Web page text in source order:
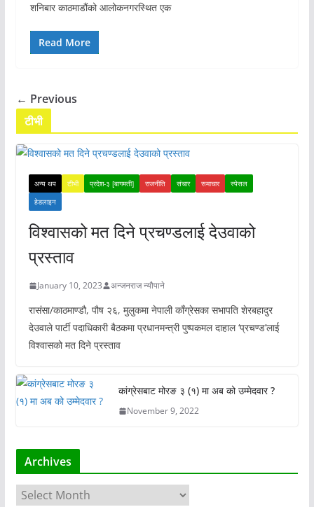
शनिबार काठमाडौंको आलोकनगरस्थित एक
Read More
← Previous
टीभी
अन्य थप टीभी प्रदेश-३ [बागमती] राजनीति संचार समाचार
स्पेसल
हेडलाइन
विश्वासको मत दिने प्रचण्डलाई देउवाको
प्रस्ताव
January 10, 2023 अन्जनराज न्यौपाने
रासंसा/काठमाण्डौ, पौष २६, मुलुकमा नेपाली काँग्रेसका सभापति शेरबहादुर
देउवाले पार्टी पदाधिकारी बैठकमा प्रधानमन्त्री पुष्पकमल दाहाल ‘प्रचण्ड’लाई
विश्वासको मत दिने प्रस्ताव
कांग्रेसबाट मोरङ ३ (१) मा अब को उम्मेदवार ?
November 9, 2022
Archives